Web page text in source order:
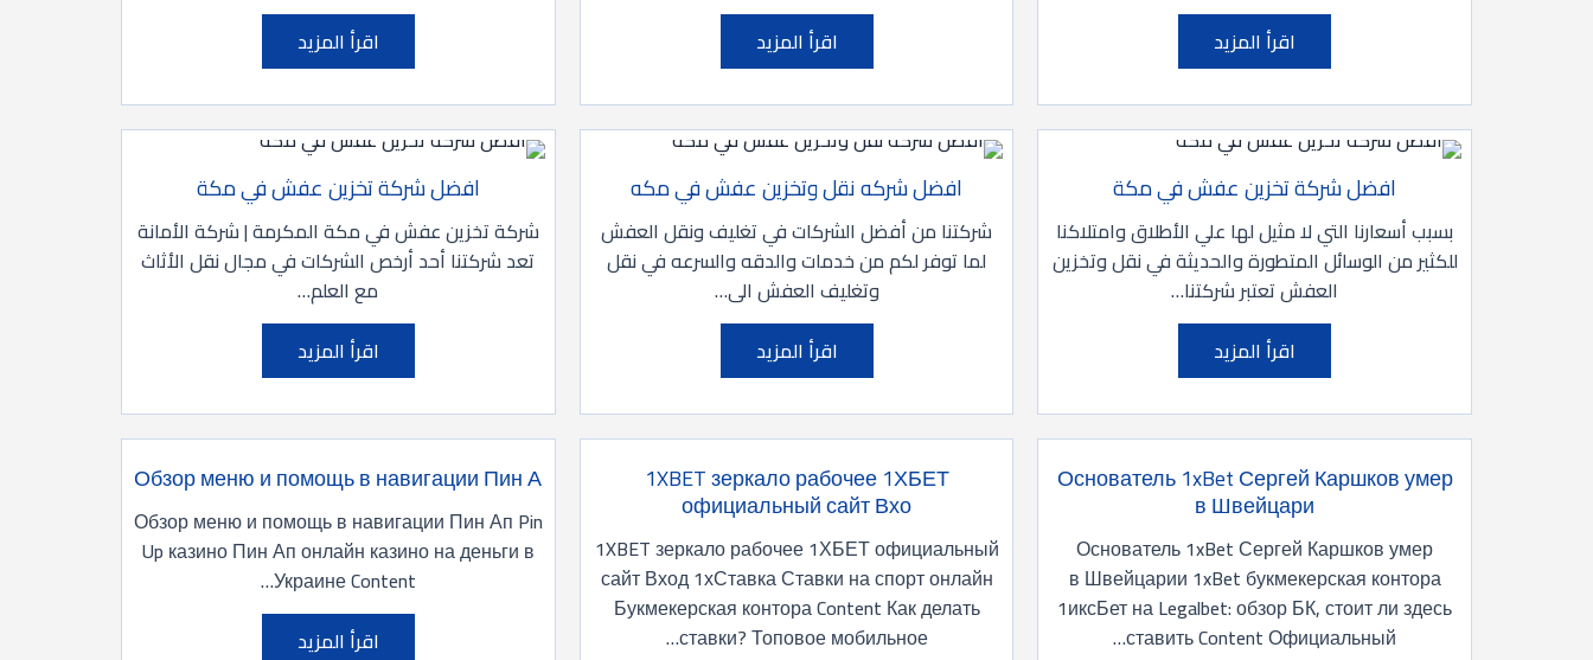
اقرأ المزيد
اقرأ المزيد
اقرأ المزيد
افضل شركة تخزين عفش في مكة
بسبب أسعارنا التي لا مثيل لها علي الأطلاق وامتلاكنا
للكثير من الوسائل المتطورة والحديثة في نقل وتخزين
العفش تعتبر شركتنا…
اقرأ المزيد
افضل شركه نقل وتخزين عفش في مكه
شركتنا من أفضل الشركات في تغليف ونقل العفش
لما توفر لكم من خدمات والدقه والسرعه في نقل
وتغليف العفش الى…
اقرأ المزيد
افضل شركة تخزين عفش في مكة
شركة تخزين عفش في مكة المكرمة | شركة الأمانة
تعد شركتنا أحد أرخص الشركات في مجال نقل الأثاث
مع العلم…
اقرأ المزيد
Основатель 1xBet Сергей Каршков умер
в Швейцари
Основатель 1xBet Сергей Каршков умер
в Швейцарии 1xBet букмекерская контора
1иксБет на Legalbet: обзор БК, стоит ли здесь
ставить Content Официальный…
1XBET зеркало рабочее 1ХБЕТ
официальный сайт Вхо
1XBET зеркало рабочее 1ХБЕТ официальный
сайт Вход 1хСтавка Ставки на спорт онлайн
Букмекерская контора Content Как делать
ставки? Топовое мобильное…
Обзор меню и помощь в навигации Пин А
Обзор меню и помощь в навигации Пин Ап Pin
Up казино Пин Ап онлайн казино на деньги в
Украине Content…
اقرأ المزيد